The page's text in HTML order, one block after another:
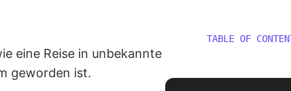
eine Reise in unbekannte
geworden ist.
TABLE OF